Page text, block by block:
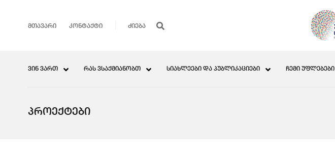
ᲛᲗᲐᲕᲐᲠᲘ ᲙᲝᲜᲢᲐᲥᲢᲘ
ᲕᲘᲜ ᲕᲐᲠᲗ ᲠᲐᲡ ᲕᲡᲐᲥᲛᲘᲐᲜᲝᲑᲗ ᲡᲘᲐᲮᲚᲔᲔᲑᲘ ᲓᲐ ᲞᲣᲑᲚᲘᲙᲐᲪᲘᲔᲑᲘ ᲩᲔᲛᲘ ᲣᲤᲚᲔᲑᲔᲑᲘ
ᲞᲠᲝᲔᲥᲢᲔᲑᲘ